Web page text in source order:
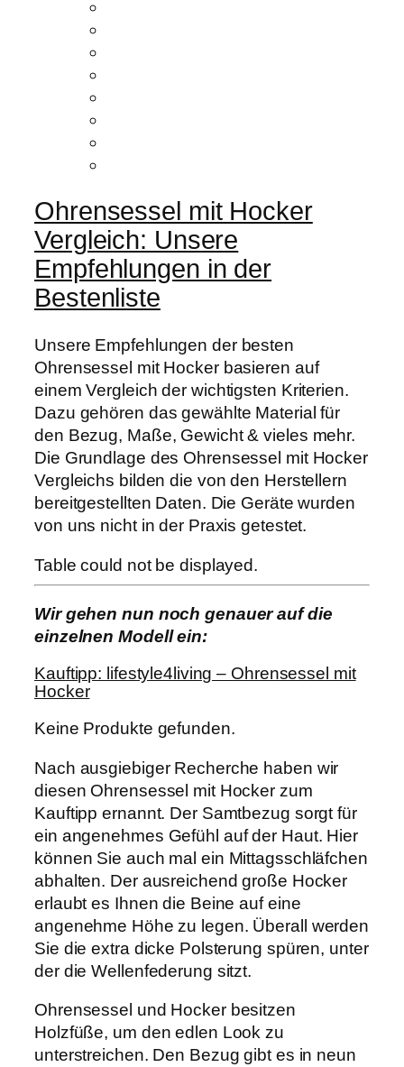
Ohrensessel mit Hocker
Vergleich: Unsere
Empfehlungen in der
Bestenliste
Unsere Empfehlungen der besten
Ohrensessel mit Hocker basieren auf
einem Vergleich der wichtigsten Kriterien.
Dazu gehören das gewählte Material für
den Bezug, Maße, Gewicht & vieles mehr.
Die Grundlage des Ohrensessel mit Hocker
Vergleichs bilden die von den Herstellern
bereitgestellten Daten. Die Geräte wurden
von uns nicht in der Praxis getestet.
Table could not be displayed.
Wir gehen nun noch genauer auf die
einzelnen Modell ein:
Kauftipp: lifestyle4living – Ohrensessel mit
Hocker
Keine Produkte gefunden.
Nach ausgiebiger Recherche haben wir
diesen Ohrensessel mit Hocker zum
Kauftipp ernannt. Der Samtbezug sorgt für
ein angenehmes Gefühl auf der Haut. Hier
können Sie auch mal ein Mittagsschläfchen
abhalten. Der ausreichend große Hocker
erlaubt es Ihnen die Beine auf eine
angenehme Höhe zu legen. Überall werden
Sie die extra dicke Polsterung spüren, unter
der die Wellenfederung sitzt.
Ohrensessel und Hocker besitzen
Holzfüße, um den edlen Look zu
unterstreichen. Den Bezug gibt es in neun